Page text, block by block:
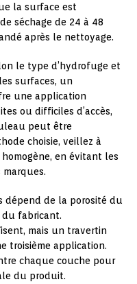
la surface est
séchage de 24 à 48
après le nettoyage.
le type d’hydrofuge et
surfaces, un
une application
ou difficiles d’accès,
peut être
choisie, veillez à
en évitant les
dépend de la porosité du
du fabricant.
mais un travertin
troisième application.
chaque couche pour
du produit.